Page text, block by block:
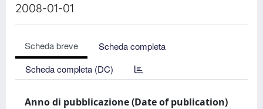
2008-01-01
Scheda breve
Scheda completa
Scheda completa (DC)
Anno di pubblicazione (Date of publication)